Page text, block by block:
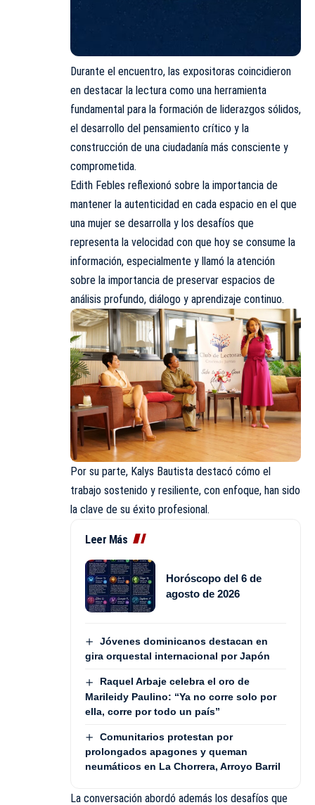
Durante el encuentro, las expositoras coincidieron
en destacar la lectura como una herramienta
fundamental para la formación de liderazgos sólidos,
el desarrollo del pensamiento crítico y la
construcción de una ciudadanía más consciente y
comprometida.
Edith Febles reflexionó sobre la importancia de
mantener la autenticidad en cada espacio en el que
una mujer se desarrolla y los desafíos que
representa la velocidad con que hoy se consume la
información, especialmente y llamó la atención
sobre la importancia de preservar espacios de
análisis profundo, diálogo y aprendizaje continuo.
Por su parte, Kalys Bautista destacó cómo el
trabajo sostenido y resiliente, con enfoque, han sido
la clave de su éxito profesional.
Leer Más
Horóscopo del 6 de
agosto de 2026
Jóvenes dominicanos destacan en
gira orquestal internacional por Japón
Raquel Arbaje celebra el oro de
Marileidy Paulino: “Ya no corre solo por
ella, corre por todo un país”
Comunitarios protestan por
prolongados apagones y queman
neumáticos en La Chorrera, Arroyo Barril
La conversación abordó además los desafíos que